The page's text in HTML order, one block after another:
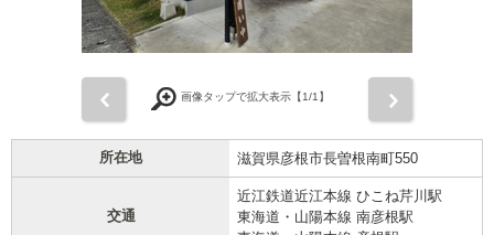
画像タップで拡大表示【1/1】
所在地 滋賀県彦根市長曽根南町550
交通
近江鉄道近江本線 ひこね芹川駅
東海道・山陽本線 南彦根駅